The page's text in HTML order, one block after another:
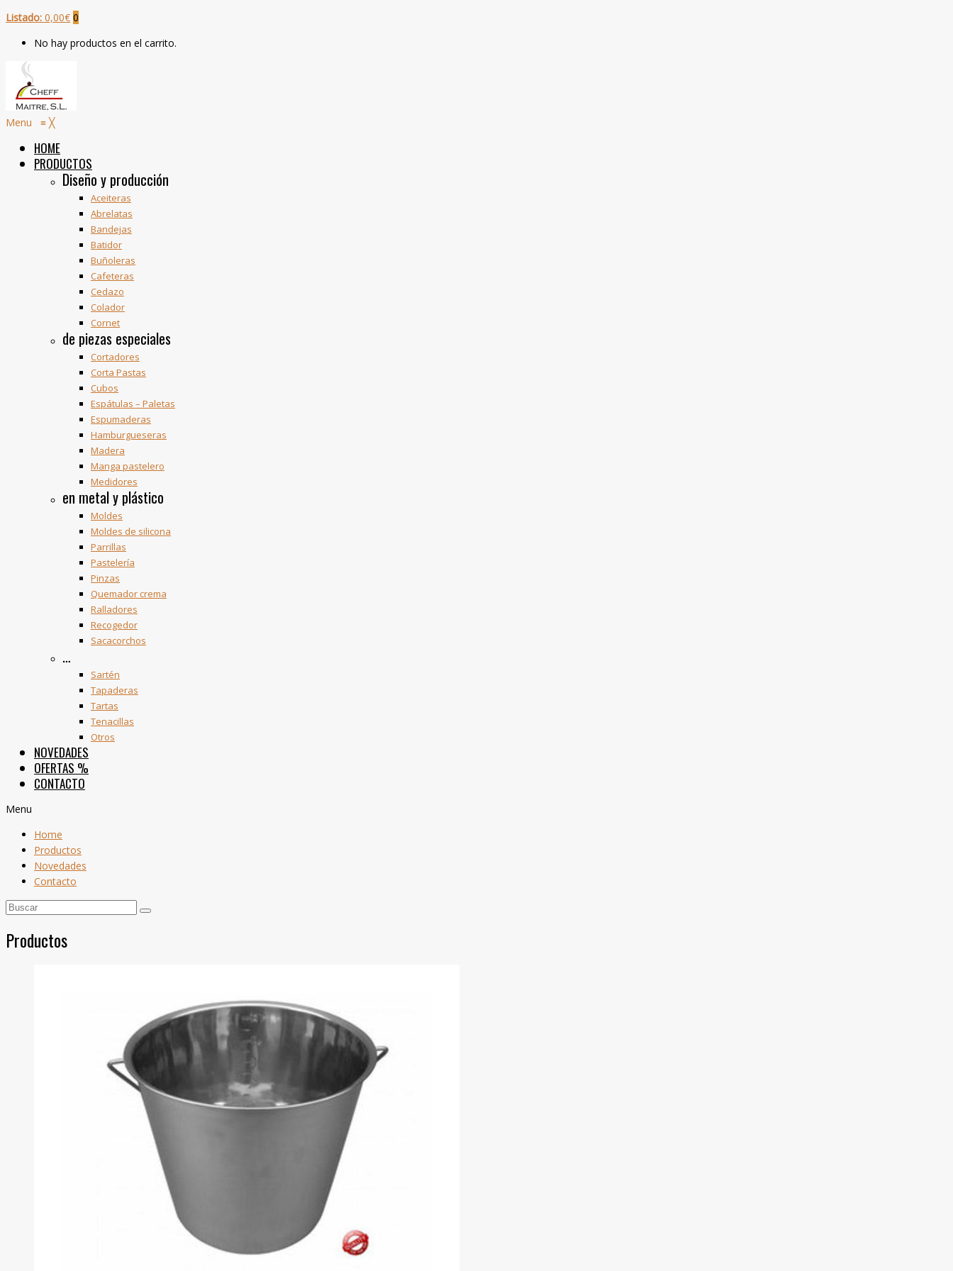
Listado: 0,00€ 0
No hay productos en el carrito.
Menu ≡ ╳
HOME
PRODUCTOS
Diseño y producción
Aceiteras
Abrelatas
Bandejas
Batidor
Buñoleras
Cafeteras
Cedazo
Colador
Cornet
de piezas especiales
Cortadores
Corta Pastas
Cubos
Espátulas – Paletas
Espumaderas
Hamburgueseras
Madera
Manga pastelero
Medidores
en metal y plástico
Moldes
Moldes de silicona
Parrillas
Pastelería
Pinzas
Quemador crema
Ralladores
Recogedor
Sacacorchos
…
Sartén
Tapaderas
Tartas
Tenacillas
Otros
NOVEDADES
OFERTAS %
CONTACTO
Menu
Home
Productos
Novedades
Contacto
Productos